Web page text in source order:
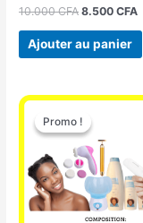
10.000CFA 8.500CFA
Ajouter au panier
Promo !
Promo !
Le
prix
initial
était :
65.000 CFA.